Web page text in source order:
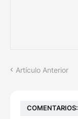
Artículo Anterior
COMENTARIOS: